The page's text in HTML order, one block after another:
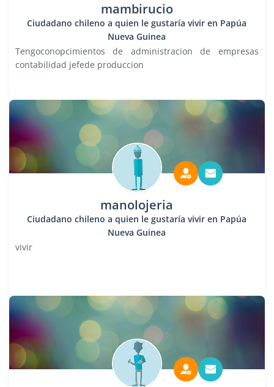
mambirucio
Ciudadano chileno a quien le gustaría vivir en Papúa
Nueva Guinea
Tengoconopcimientos de administracion de empresas
contabilidad jefede produccion
manolojeria
Ciudadano chileno a quien le gustaría vivir en Papúa
Nueva Guinea
vivir